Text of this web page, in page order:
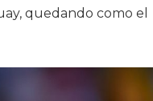
quedando como el